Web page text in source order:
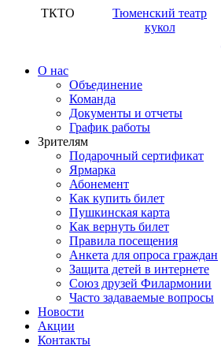
ТКТО
Тюменский театр
кукол
О нас
Объединение
Команда
Документы и отчеты
График работы
Зрителям
Подарочный сертификат
Ярмарка
Абонемент
Как купить билет
Пушкинская карта
Как вернуть билет
Правила посещения
Анкета для опроса граждан
Защита детей в интернете
Союз друзей Филармонии
Часто задаваемые вопросы
Новости
Акции
Контакты